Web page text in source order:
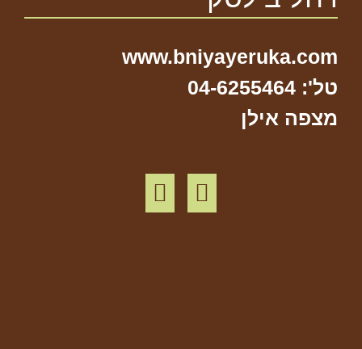
www.bniyayeruka.com
טל': 04-6255464
מצפה אילן